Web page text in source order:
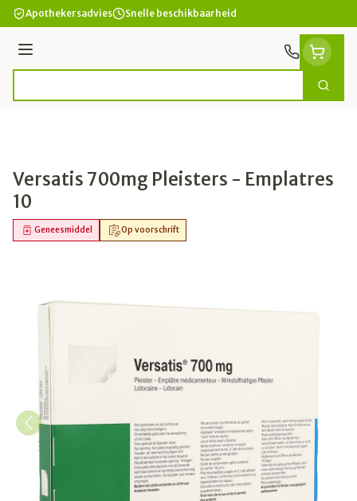
Ga naar de inhoud
Apothekersadvies Snelle beschikbaarheid
Menu
Zoek
Versatis 700mg Pleisters - Emplatres
10
Op voorschrift
Geneesmiddel